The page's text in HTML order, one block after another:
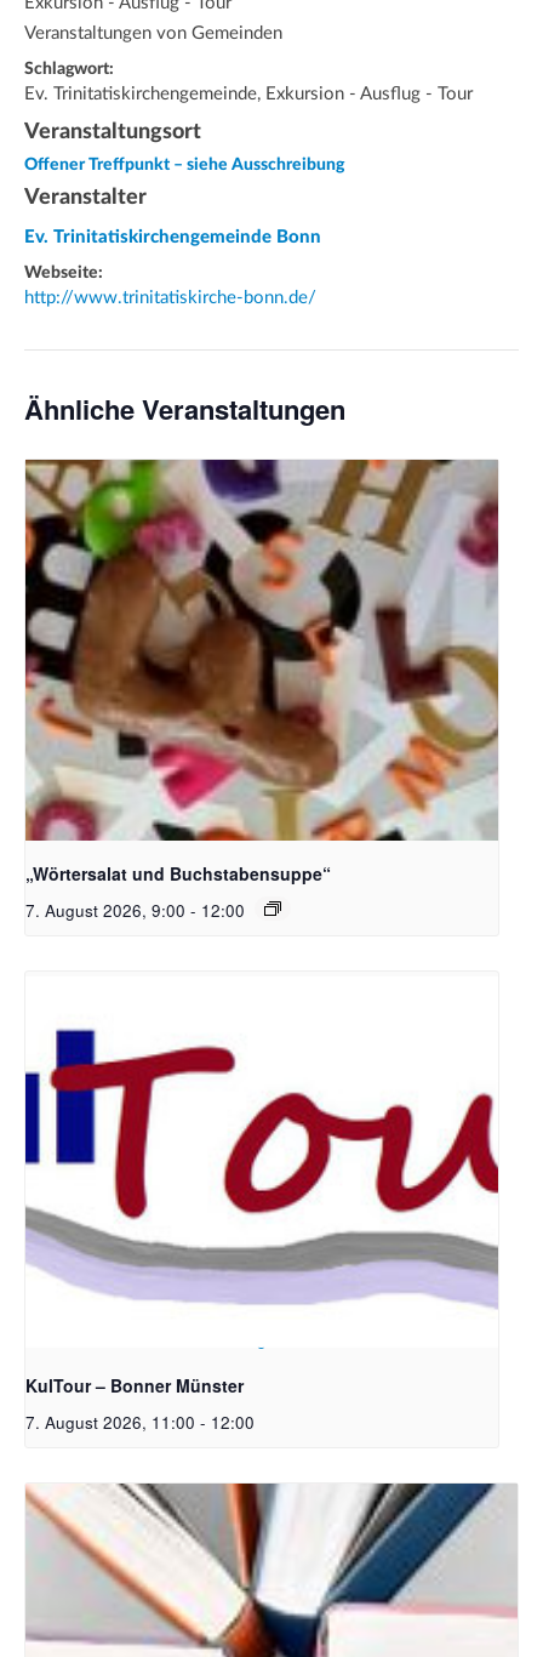
Veranstaltungen von Gemeinden
Schlagwort:
Ev. Trinitatiskirchengemeinde, Exkursion - Ausflug - Tour
Veranstaltungsort
Offener Treffpunkt – siehe Ausschreibung
Veranstalter
Ev. Trinitatiskirchengemeinde Bonn
Webseite:
http://www.trinitatiskirche-bonn.de/
Ähnliche Veranstaltungen
Bildquelle_ Pixabay Free_Christoph Meinersmann
„Wörtersalat und Buchstabensuppe“
7. August 2026, 9:00 - 12:00
KulTour – Bonner Münster
7. August 2026, 11:00 - 12:00